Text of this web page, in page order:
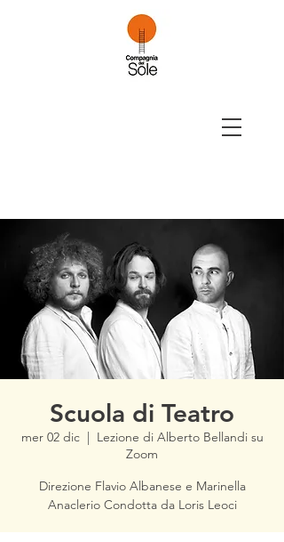
Scuola di Teatro
mer 02 dic
  |
Lezione di Alberto Bellandi su
Zoom
Direzione Flavio Albanese e Marinella
Anaclerio Condotta da Loris Leoci